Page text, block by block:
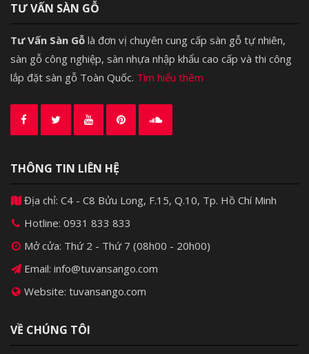
TƯ VẤN SÀN GỖ
Tư Vấn Sàn Gỗ là đơn vị chuyên cung cấp sàn gỗ tự nhiên,
sàn gỗ công nghiệp, sàn nhựa nhập khẩu cao cấp và thi công
lắp đặt sàn gỗ Toàn Quốc. Tìm hiểu thêm
THÔNG TIN LIÊN HỆ
Địa chỉ: C4 - C8 Bửu Long, F.15, Q.10, Tp. Hồ Chí Minh
Hotline: 0931 833 833
Mở cửa: Thứ 2 - Thứ 7 (08h00 - 20h00)
Email: info@tuvansango.com
Website: tuvansango.com
VỀ CHÚNG TÔI